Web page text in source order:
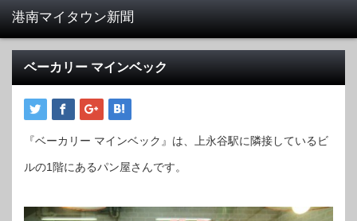
ベーカリー マインベック
『ベーカリー マインベック』は、上永谷駅に隣接しているビ
ルの1階にあるパン屋さんです。